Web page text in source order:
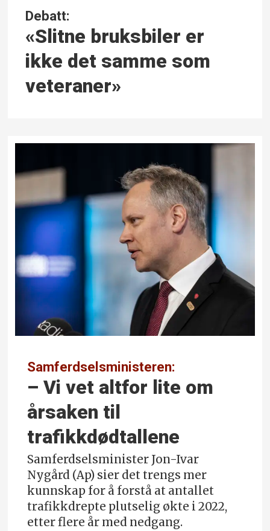
Debatt:
«Slitne bruksbiler er
ikke det samme som
veteraner»
Samferdselsministeren:
– Vi vet altfor lite om
årsaken til
trafikkdødtallene
Samferdselsminister Jon-Ivar
Nygård (Ap) sier det trengs mer
kunnskap for å forstå at antallet
trafikkdrepte plutselig økte i 2022,
etter flere år med nedgang.